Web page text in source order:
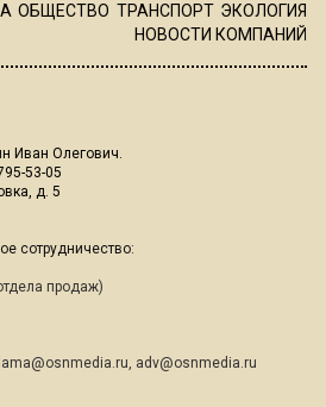
ОБЩЕСТВО ТРАНСПОРТ ЭКОЛОГИЯ
НОВОСТИ КОМПАНИЙ
Иван Олегович.
53-05
д. 5
сотрудничество:
продаж)
, adv@osnmedia.ru